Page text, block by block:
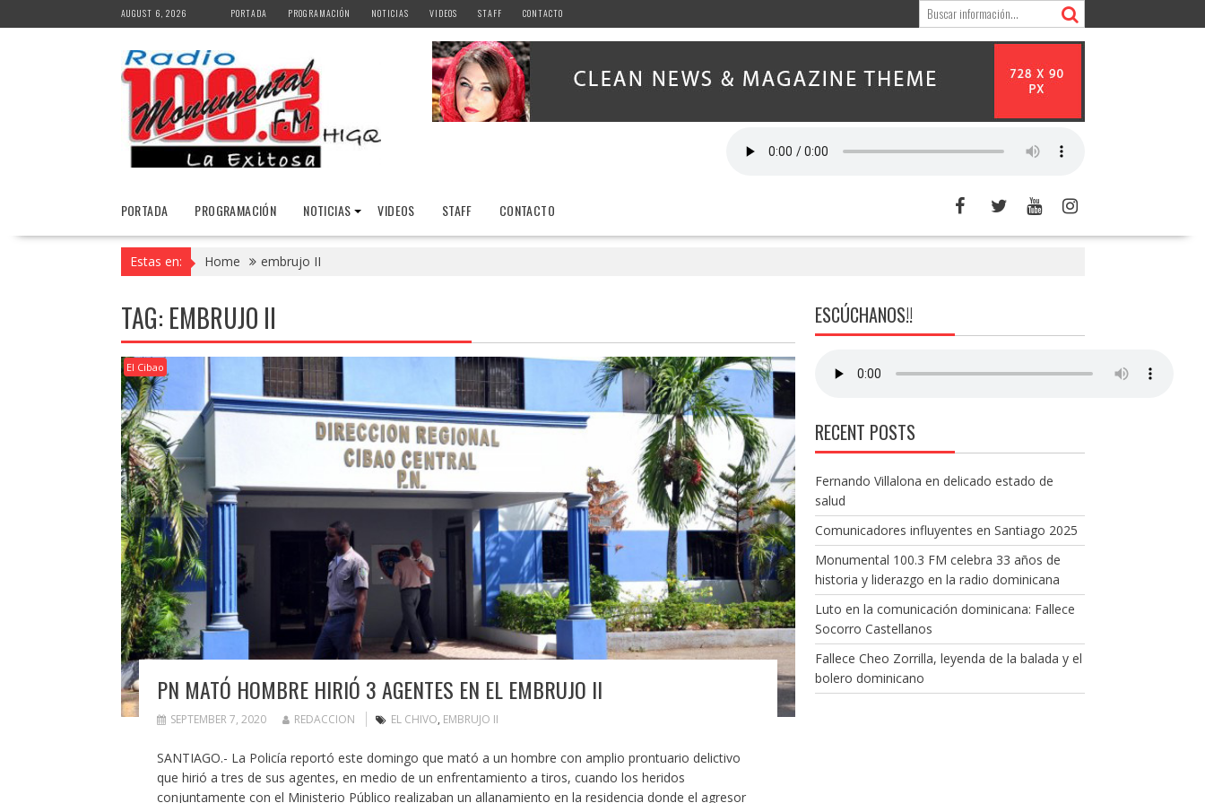
to
AUGUST 6, 2026 PORTADA PROGRAMACIÓN NOTICIAS VIDEOS STAFF CONTACTO
PORTADA PROGRAMACIÓN NOTICIAS VIDEOS STAFF CONTACTO
Estas en: Home embrujo II
TAG: EMBRUJO II
El Cibao
PN MATÓ HOMBRE HIRIÓ 3 AGENTES EN EL EMBRUJO II
SEPTEMBER 7, 2020 REDACCION EL CHIVO, EMBRUJO II
SANTIAGO.- La Policía reportó este domingo que mató a un hombre con amplio prontuario delictivo
que hirió a tres de sus agentes, en medio de un enfrentamiento a tiros, cuando los heridos
conjuntamente con el Ministerio Público realizaban un allanamiento en la residencia donde el agresor
ESCÚCHANOS!!
RECENT POSTS
Fernando Villalona en delicado estado de
salud
Comunicadores influyentes en Santiago 2025
Monumental 100.3 FM celebra 33 años de
historia y liderazgo en la radio dominicana
Luto en la comunicación dominicana: Fallece
Socorro Castellanos
Fallece Cheo Zorrilla, leyenda de la balada y el
bolero dominicano